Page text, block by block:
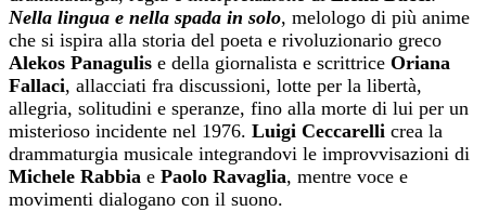
Nella lingua e nella spada in solo, melologo di più anime
che si ispira alla storia del poeta e rivoluzionario greco
Alekos Panagulis e della giornalista e scrittrice Oriana
Fallaci, allacciati fra discussioni, lotte per la libertà,
allegria, solitudini e speranze, fino alla morte di lui per un
misterioso incidente nel 1976. Luigi Ceccarelli crea la
drammaturgia musicale integrandovi le improvvisazioni di
Michele Rabbia e Paolo Ravaglia, mentre voce e
movimenti dialogano con il suono.